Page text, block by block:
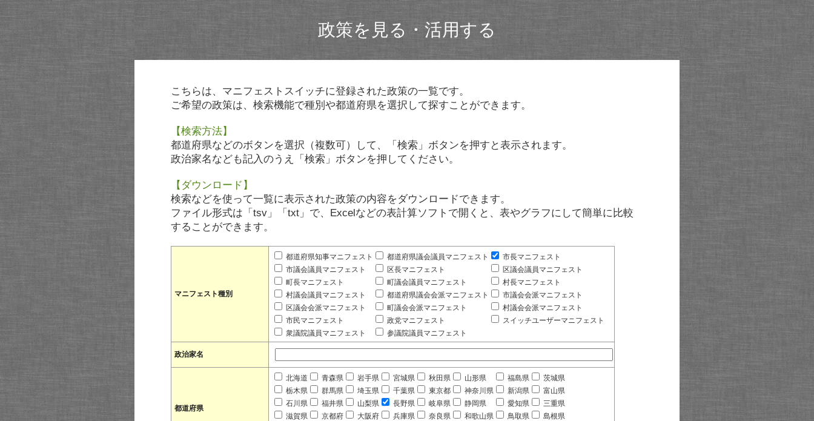
政策を見る・活用する
こちらは、マニフェストスイッチに登録された政策の一覧です。
ご希望の政策は、検索機能で種別や都道府県を選択して探すことができます。
【検索方法】
都道府県などのボタンを選択（複数可）して、「検索」ボタンを押すと表示されます。
政治家名なども記入のうえ「検索」ボタンを押してください。
【ダウンロード】
検索などを使って一覧に表示された政策の内容をダウンロードできます。
ファイル形式は「tsv」「txt」で、Excelなどの表計算ソフトで開くと、表やグラフにして簡単に比較
することができます。
マニフェスト種別
都道府県知事マニフェスト 都道府県議会議員マニフェスト
市長マニフェスト
市議会議員マニフェスト
区長マニフェスト
区議会議員マニフェスト
町長マニフェスト
町議会議員マニフェスト
村長マニフェスト
村議会議員マニフェスト
都道府県議会会派マニフェスト
市議会会派マニフェスト
区議会会派マニフェスト
町議会会派マニフェスト
村議会会派マニフェスト
市民マニフェスト
政党マニフェスト
スイッチユーザーマニフェスト
衆議院議員マニフェスト
参議院議員マニフェスト
政治家名
都道府県
北海道 青森県 岩手県 宮城県 秋田県 山形県 福島県
茨城県
栃木県
群馬県 埼玉県 千葉県 東京都 神奈川県 新潟県
富山県
石川県
福井県 山梨県 長野県 岐阜県 静岡県 愛知県
三重県
滋賀県
京都府 大阪府 兵庫県 奈良県 和歌山県 鳥取県
島根県